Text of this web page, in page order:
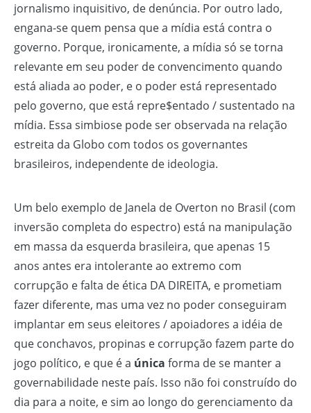
jornalismo inquisitivo, de denúncia. Por outro lado,
engana-se quem pensa que a mídia está contra o
governo. Porque, ironicamente, a mídia só se torna
relevante em seu poder de convencimento quando
está aliada ao poder, e o poder está representado
pelo governo, que está repre$entado / sustentado na
mídia. Essa simbiose pode ser observada na relação
estreita da Globo com todos os governantes
brasileiros, independente de ideologia.
Um belo exemplo de Janela de Overton no Brasil (com
inversão completa do espectro) está na manipulação
em massa da esquerda brasileira, que apenas 15
anos antes era intolerante ao extremo com
corrupção e falta de ética DA DIREITA, e prometiam
fazer diferente, mas uma vez no poder conseguiram
implantar em seus eleitores / apoiadores a idéia de
que conchavos, propinas e corrupção fazem parte do
jogo político, e que é a única forma de se manter a
governabilidade neste país. Isso não foi construído do
dia para a noite, e sim ao longo do gerenciamento da